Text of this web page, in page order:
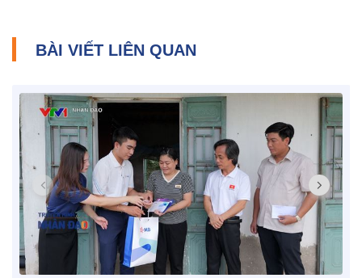
NHỊP CẦU NHÂN ÁI
Nhịp cầu Nhân ái VTV1
Địa chỉ nhân ái
BÀI VIẾT LIÊN QUAN